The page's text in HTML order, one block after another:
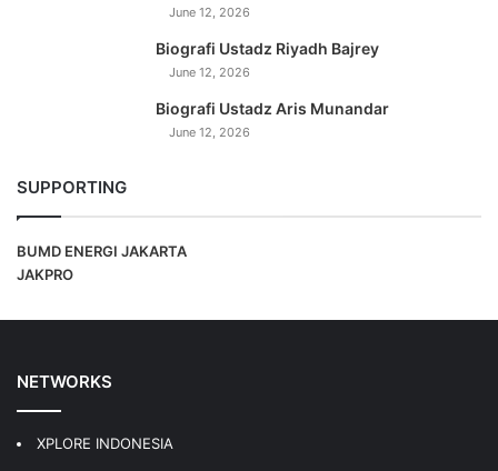
June 12, 2026
Biografi Ustadz Riyadh Bajrey
June 12, 2026
Biografi Ustadz Aris Munandar
June 12, 2026
SUPPORTING
BUMD ENERGI JAKARTA
JAKPRO
NETWORKS
XPLORE INDONESIA